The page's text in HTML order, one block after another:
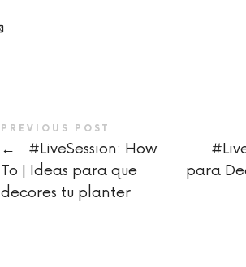
PREVIOUS POST
←
#LiveSession: How
To | Ideas para que
decores tu planter
para